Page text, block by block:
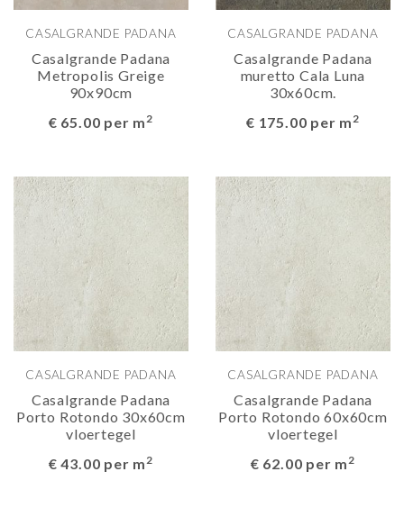
CASALGRANDE PADANA
Casalgrande Padana
Metropolis Greige
90x90cm
€ 65.00 per m2
CASALGRANDE PADANA
Casalgrande Padana
muretto Cala Luna
30x60cm.
€ 175.00 per m2
CASALGRANDE PADANA
Casalgrande Padana
Porto Rotondo 30x60cm
vloertegel
€ 43.00 per m2
CASALGRANDE PADANA
Casalgrande Padana
Porto Rotondo 60x60cm
vloertegel
€ 62.00 per m2